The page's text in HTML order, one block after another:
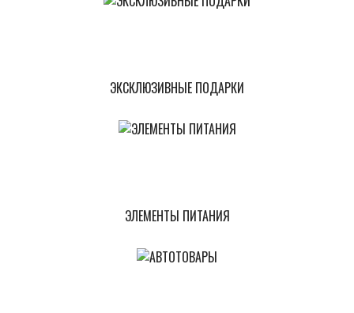
ЭКСКЛЮЗИВНЫЕ ПОДАРКИ
ЭЛЕМЕНТЫ ПИТАНИЯ